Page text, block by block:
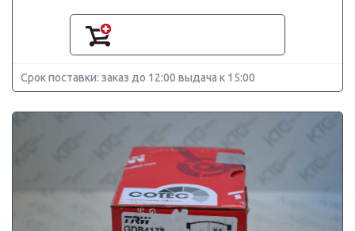
Срок поставки: заказ до 12:00 выдача к 15:00